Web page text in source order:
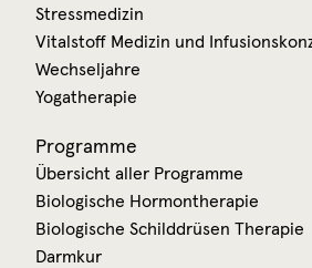
Stressmedizin
Vitalstoff Medizin und
Wechseljahre
Yogatherapie
Programme
Übersicht aller Programme
Biologische Hormontherapie
Biologische Schilddrüsen Therapie
Darmkur